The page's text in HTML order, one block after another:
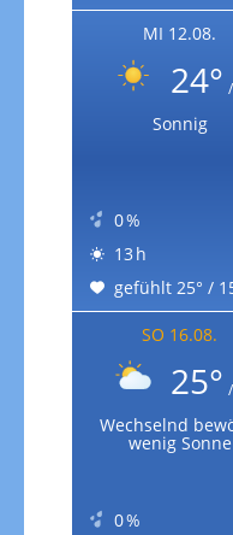
MI 12.08.
24°
Sonnig
0 %
13 h
gefühlt 25° /
SO 16.08.
25°
Wechselnd
wenig Sonne
0 %